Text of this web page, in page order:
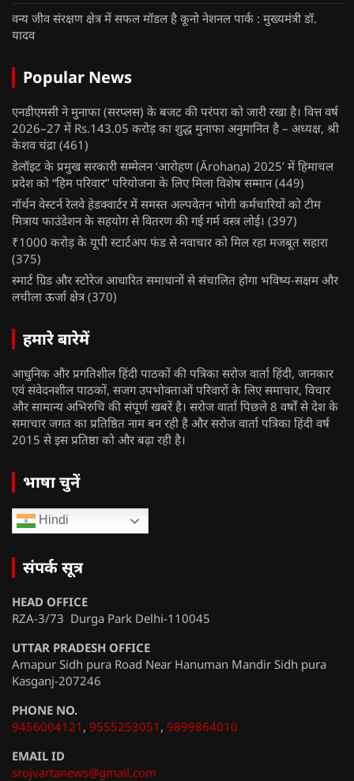
वन्य जीव संरक्षण क्षेत्र में सफल मॉडल है कूनो नेशनल पार्क : मुख्यमंत्री डॉ.
यादव
Popular News
एनडीएमसी ने मुनाफा (सरप्लस) के बजट की परंपरा को जारी रखा है। वित्त वर्ष
2026–27 में Rs.143.05 करोड़ का शुद्ध मुनाफा अनुमानित है – अध्यक्ष, श्री
केशव चंद्रा (461)
डेलॉइट के प्रमुख सरकारी सम्मेलन ‘आरोहण (Ārohaṇa) 2025’ में हिमाचल
प्रदेश को “हिम परिवार” परियोजना के लिए मिला विशेष सम्मान (449)
नॉर्थन वेस्टर्न रेलवे हेडक्वार्टर में समस्त अल्पवेतन भोगी कर्मचारियों को टीम
मित्राय फाउंडेशन के सहयोग से वितरण की गई गर्म वस्त्र लोई। (397)
₹1000 करोड़ के यूपी स्टार्टअप फंड से नवाचार को मिल रहा मजबूत सहारा
(375)
स्मार्ट ग्रिड और स्टोरेज आधारित समाधानों से संचालित होगा भविष्य-सक्षम और
लचीला ऊर्जा क्षेत्र (370)
हमारे बारेमें
आधुनिक और प्रगतिशील हिंदी पाठकों की पत्रिका सरोज वार्ता हिंदी, जानकार
एवं संवेदनशील पाठकों, सजग उपभोक्ताओं परिवारों के लिए समाचार, विचार
और सामान्य अभिरुचि की संपूर्ण खबरें है। सरोज वार्ता पिछले 8 वर्षों से देश के
समाचार जगत का प्रतिष्ठित नाम बन रही है और सरोज वार्ता पत्रिका हिंदी वर्ष
2015 से इस प्रतिष्ठा को और बढ़ा रही है।
भाषा चुनें
Hindi
संपर्क सूत्र
HEAD OFFICE
RZA-3/73 Durga Park Delhi-110045
UTTAR PRADESH OFFICE
Amapur Sidh pura Road Near Hanuman Mandir Sidh pura
Kasganj-207246
PHONE NO.
9456004121 , 9555253051 , 9899864010
EMAIL ID
srojvartanews@gmail.com